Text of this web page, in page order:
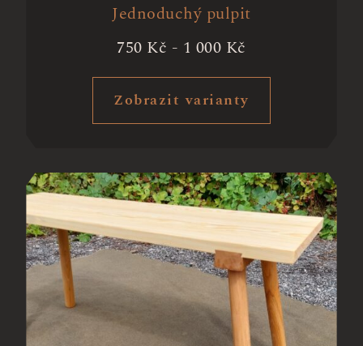
Jednoduchý pulpit
750 Kč - 1 000 Kč
Zobrazit varianty